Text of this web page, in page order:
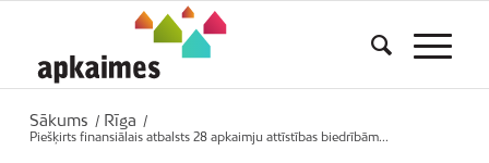
Sākums / Rīga
/
Piešķirts finansiālais atbalsts 28 apkaimju attīstības biedrībām...